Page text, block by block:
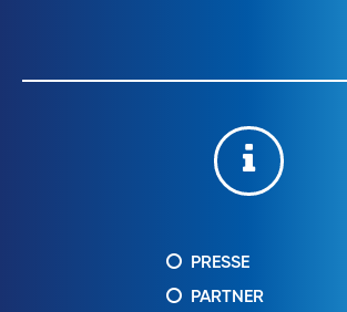
PRESSE
PARTNER